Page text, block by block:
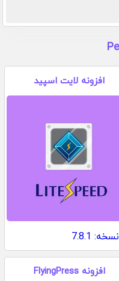
افزونه لایت اسپید
نسخه: 7.8.1
افزونه FlyingPress